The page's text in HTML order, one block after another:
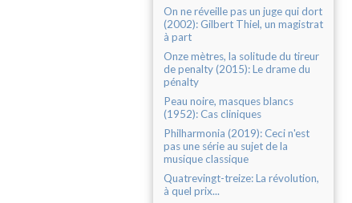
On ne réveille pas un juge qui dort
(2002): Gilbert Thiel, un magistrat
à part
Onze mètres, la solitude du tireur
de penalty (2015): Le drame du
pénalty
Peau noire, masques blancs
(1952): Cas cliniques
Philharmonia (2019): Ceci n'est
pas une série au sujet de la
musique classique
Quatrevingt-treize: La révolution,
à quel prix...